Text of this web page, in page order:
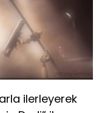
ilerleyerek